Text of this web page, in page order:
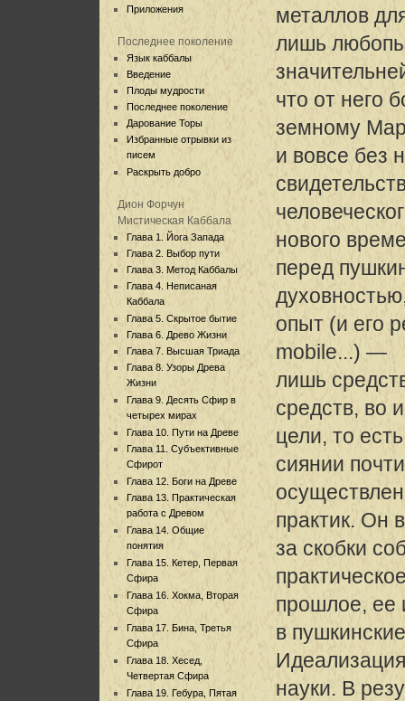
Приложения
Последнее поколение
Язык каббалы
Введение
Плоды мудрости
Последнее поколение
Дарование Торы
Избранные отрывки из
писем
Раскрыть добро
Дион Форчун
Мистическая Каббала
Глава 1. Йога Запада
Глава 2. Выбор пути
Глава 3. Метод Каббалы
Глава 4. Неписаная
Каббала
Глава 5. Скрытое бытие
Глава 6. Древо Жизни
Глава 7. Высшая Триада
Глава 8. Узоры Древа
Жизни
Глава 9. Десять Сфир в
четырех мирах
Глава 10. Пути на Древе
Глава 11. Субъективные
Сфирот
Глава 12. Боги на Древе
Глава 13. Практическая
работа с Древом
Глава 14. Общие
понятия
Глава 15. Кетер, Первая
Сфира
Глава 16. Хокма, Вторая
Сфира
Глава 17. Бина, Третья
Сфира
Глава 18. Хесед,
Четвертая Сфира
Глава 19. Гебура, Пятая
металлов
лишь
что от него
земному
и вовсе без
нового
перед
опыт (и его
mobile...) —
лишь
средств, во
цели, то
сиянии почти
практик. Он
за скобки
прошлое, ее
в
науки. В